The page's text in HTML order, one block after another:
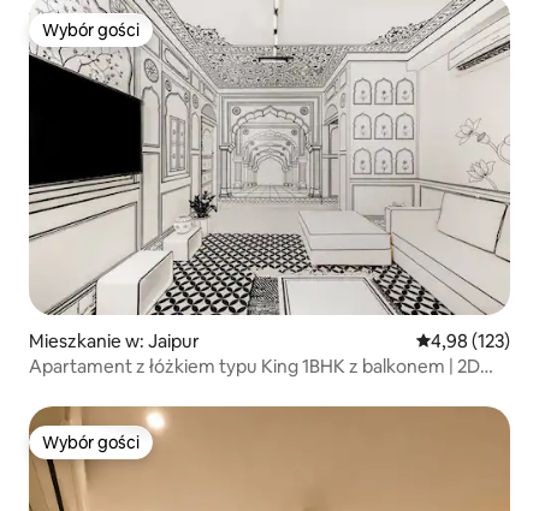
Wybór gości
Wybór gości
Mieszkanie w: Jaipur Średnia
4,98 (123)
Apartament z łóżkiem typu King 1BHK z balkonem | 2D
Wybór gości
Wybór gości